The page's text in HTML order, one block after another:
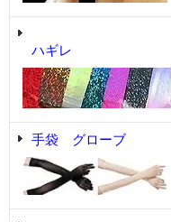
ハギレ
手袋 グローブ